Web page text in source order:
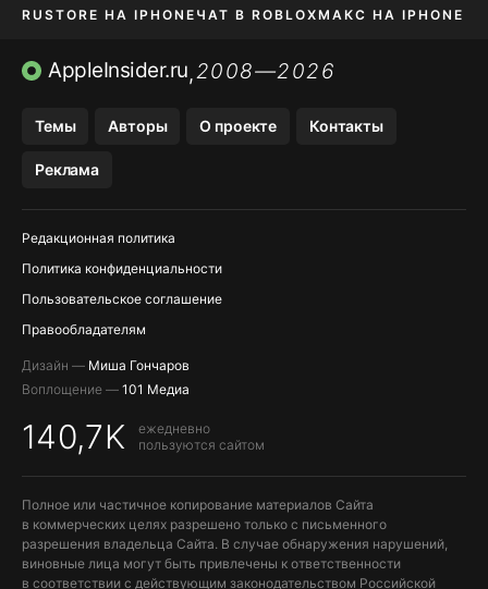
RUSTORE НА IPHONE ЧАТ В ROBLOXМАКС НА IPHONE
AVITO НА IPHONEВТБ ОНЛАЙН TIKTOK НА IPHONE
AppleInsider.ru,2008—2026
Темы Авторы О проекте Контакты
Реклама
Редакционная политика
Политика конфиденциальности
Пользовательское соглашение
Правообладателям
Дизайн — Миша Гончаров
Воплощение — 101 Медиа
140,7K
ежедневно
пользуются сайтом
Полное или частичное копирование материалов Сайта
в коммерческих целях разрешено только с письменного
разрешения владельца Сайта. В случае обнаружения нарушений,
виновные лица могут быть привлечены к ответственности
в соответствии с действующим законодательством Российской